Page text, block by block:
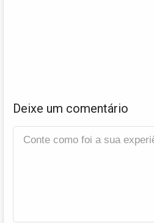
Deixe um comentário